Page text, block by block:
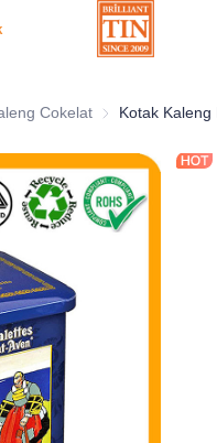
Dekoratif
Cokelat Kaleng Cokelat